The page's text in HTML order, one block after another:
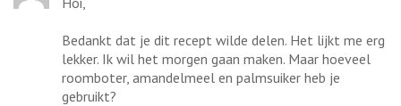
Bedankt dat je dit recept wilde delen. Het lijkt me erg
lekker. Ik wil het morgen gaan maken. Maar hoeveel
roomboter, amandelmeel en palmsuiker heb je
gebruikt?